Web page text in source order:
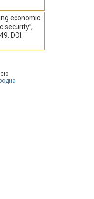
economic
security”,
DOI:
.